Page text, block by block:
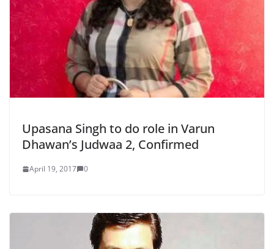
Upasana Singh to do role in Varun
Dhawan’s Judwaa 2, Confirmed
April 19, 2017 0